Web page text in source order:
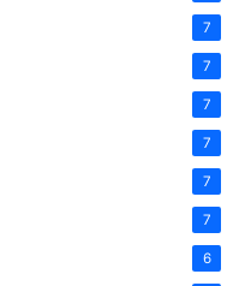
7
7
7
7
7
7
6